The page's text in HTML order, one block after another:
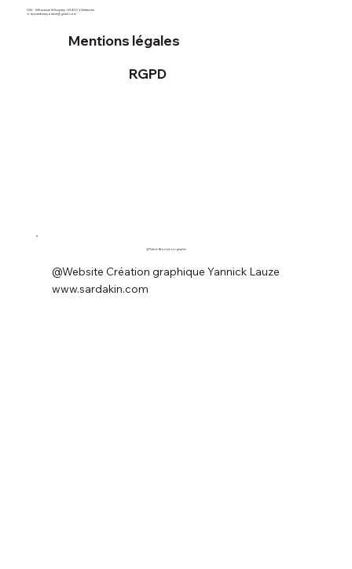
@Patrick Berjot photographie
@Website Création graphique Yannick Lauze
www.sardakin.com
OSV - 535 avenue St Exupéry - 69400 Villefranche
odysseebeaujolaise@gmail.com
Mentions légales
RGPD